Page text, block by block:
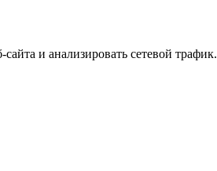
и анализировать сетевой трафик.